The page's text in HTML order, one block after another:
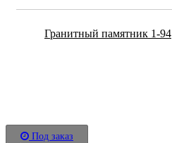
Гранитный памятник 1-94
Под заказ